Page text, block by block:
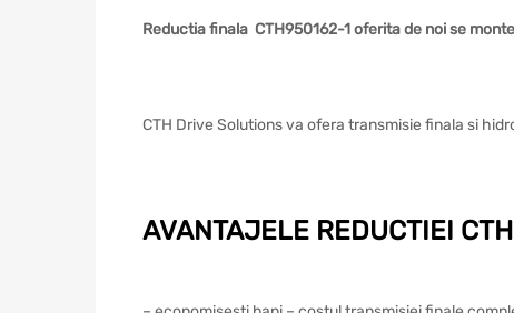
Reductia finala CTH950162-1 oferita de noi se
CTH Drive Solutions va ofera transmisie finala si
AVANTAJELE REDUCTIEI